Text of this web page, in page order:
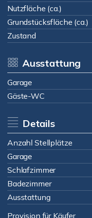
Nutzfläche (ca.)
Grundstücksfläche (ca.)
Zustand
Ausstattung
Garage
Gäste-WC
Details
Anzahl Stellplätze
Garage
Schlafzimmer
Badezimmer
Ausstattung
Provision für Käufer